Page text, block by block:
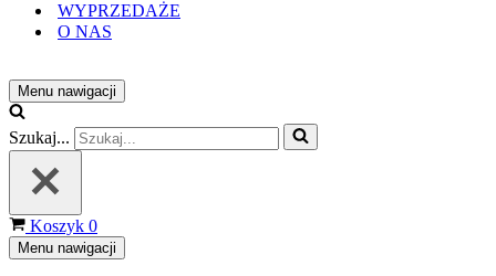
WYPRZEDAŻE
O NAS
Menu nawigacji
Szukaj...
Koszyk 0
Menu nawigacji